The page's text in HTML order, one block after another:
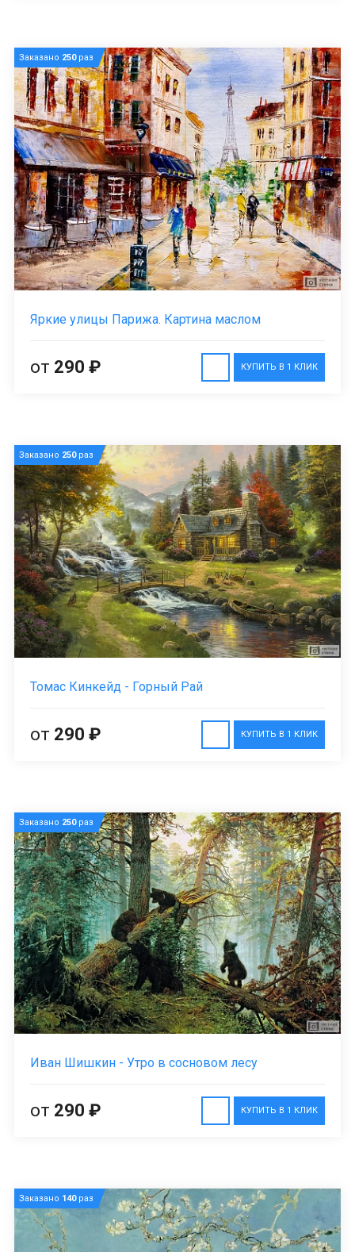
Заказано 250раз
Яркие улицы Парижа. Картина маслом
КУПИТЬ В 1 КЛИК
от 290 ₽
Заказано 250раз
Томас Кинкейд - Горный Рай
КУПИТЬ В 1 КЛИК
от 290 ₽
Заказано 250раз
Иван Шишкин - Утро в сосновом лесу
КУПИТЬ В 1 КЛИК
от 290 ₽
Заказано 140раз